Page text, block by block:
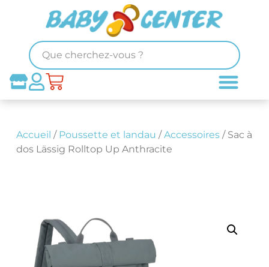
Accueil / Poussette et landau /Accessoires/ Sac à
dos Lässig Rolltop Up Anthracite